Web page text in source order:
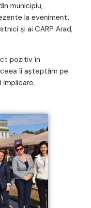
municipiu,
la eveniment,
şi ai CARP Arad,
pozitiv în
îi așteptăm pe